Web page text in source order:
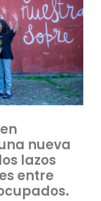
nueva
lazos
entre